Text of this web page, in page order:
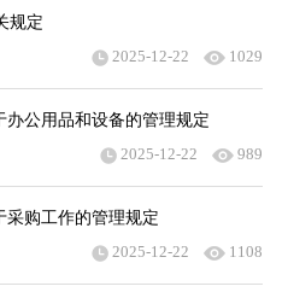
规定
2025-12-22
1029
办公用品和设备的管理规定
2025-12-22
989
采购工作的管理规定
2025-12-22
1108